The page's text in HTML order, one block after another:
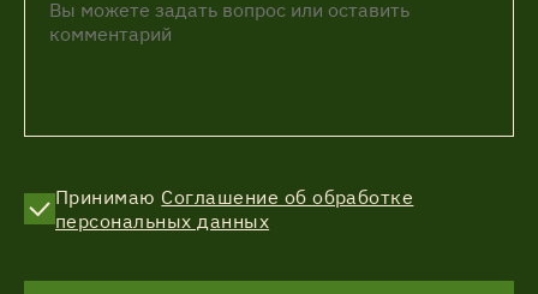
Принимаю Соглашение об обработке
персональных данных